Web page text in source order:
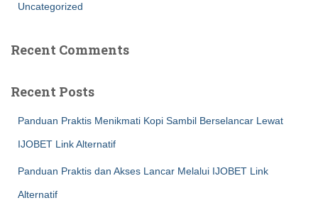
Uncategorized
Recent Comments
Recent Posts
Panduan Praktis Menikmati Kopi Sambil Berselancar Lewat
IJOBET Link Alternatif
Panduan Praktis dan Akses Lancar Melalui IJOBET Link
Alternatif